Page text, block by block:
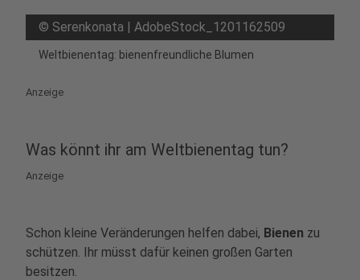
© Serenkonata | AdobeStock_1201162509
Weltbienentag: bienenfreundliche Blumen
Anzeige
Was könnt ihr am Weltbienentag tun?
Anzeige
Schon kleine Veränderungen helfen dabei, Bienen zu
schützen. Ihr müsst dafür keinen großen Garten
besitzen.